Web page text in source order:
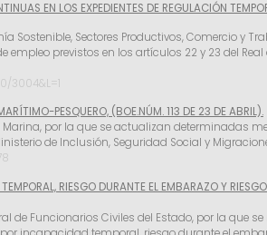
EN LOS EXPEDIENTES DE REGULACIÓN
Sostenible, Sectores Productivos, Comercio y
previstos en los artículos 22 y 23 del
3004&L=1
PESQUERO, (BOE.NÚM. 113 DE 23 DE ABRIL).
por la que se actualizan determinadas
de Inclusión, Seguridad Social y
RIESGO DURANTE EL EMBARAZO Y
de Funcionarios Civiles del Estado, por la que